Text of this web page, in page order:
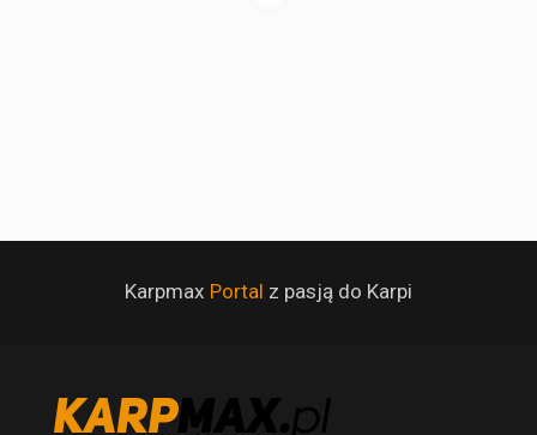
Karpmax Portal z pasją do Karpi